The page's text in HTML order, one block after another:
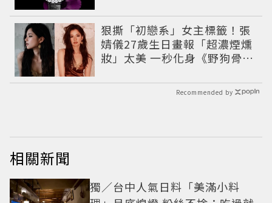
狠撕「初戀系」女主標籤！張
婧儀27歲生日畫報「超濃煙燻
妝」太美 一秒化身《野狗骨
Recommended by
相關新聞
獨／台中人氣日料「美滿小料